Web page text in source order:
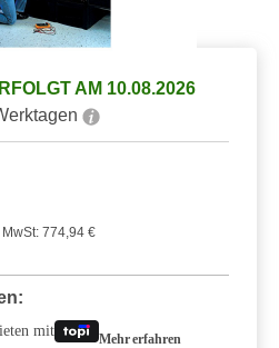
AM 10.08.2026
774,94 €
mit Mehr erfahren